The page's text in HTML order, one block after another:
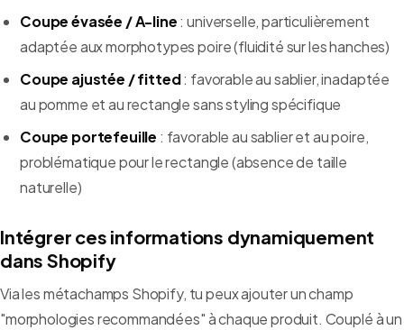
Coupe évasée / A-line: universelle, particulièrement
adaptée aux morphotypes poire (fluidité sur les hanches)
Coupe ajustée / fitted: favorable au sablier, inadaptée
au pomme et au rectangle sans styling spécifique
Coupe portefeuille : favorable au sablier et au poire,
problématique pour le rectangle (absence de taille
naturelle)
Intégrer ces informations dynamiquement
dans Shopify
Via les métachamps Shopify, tu peux ajouter un champ
"morphologies recommandées" à chaque produit. Couplé à un